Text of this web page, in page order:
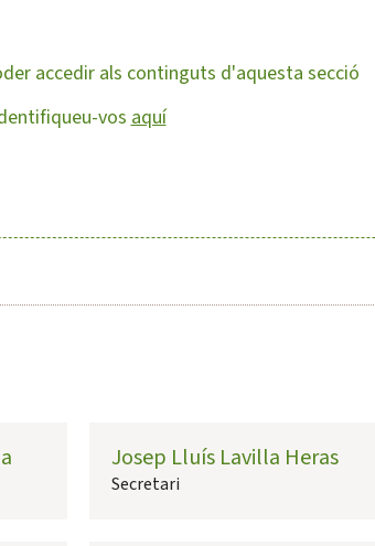
accedir als continguts d'aquesta secció
vosaquí
Josep Lluís Lavilla Heras
Secretari